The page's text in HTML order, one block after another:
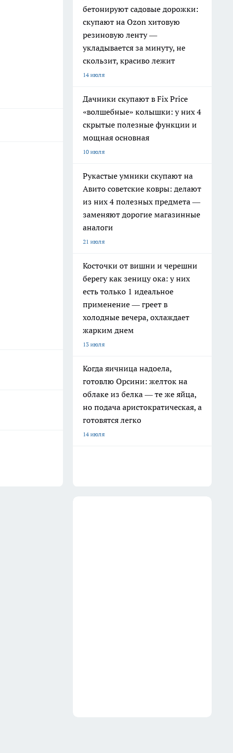
бетонируют садовые дорожки:
скупают на Ozon хитовую
резиновую ленту —
укладывается за минуту, не
скользит, красиво лежит
14 июля
Дачники скупают в Fix Price
«волшебные» колышки: у них 4
скрытые полезные функции и
мощная основная
10 июля
Рукастые умники скупают на
Авито советские ковры: делают
из них 4 полезных предмета —
заменяют дорогие магазинные
аналоги
21 июля
Косточки от вишни и черешни
берегу как зеницу ока: у них
есть только 1 идеальное
применение — греет в
холодные вечера, охлаждает
жарким днем
13 июля
Когда яичница надоела,
готовлю Орсини: желток на
облаке из белка — те же яйца,
но подача аристократическая, а
готовятся легко
14 июля